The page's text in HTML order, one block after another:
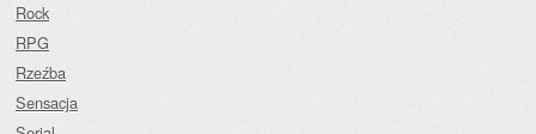
Rock
RPG
Rzeźba
Sensacja